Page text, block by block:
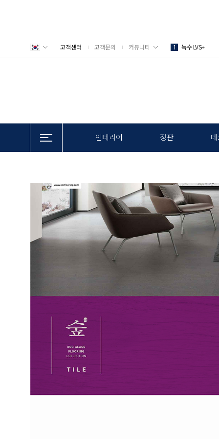
고객센터 고객문의 커뮤니티 1 녹수 LVS+
인테리어 장판